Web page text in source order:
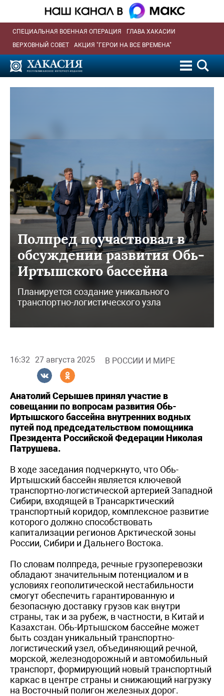
СПЕЦИАЛЬНАЯ ВОЕННАЯ ОПЕРАЦИЯ
ГЛАВА ХАКАСИИ
ВЕРХОВНЫЙ СОВЕТ
АКЦИЯ "ГЕРОИ НА ВСЕ ВРЕМЕНА"
Полпред поучаствовал в
обсуждении развития Обь-
Иртышского бассейна
Планируется создание уникального
транспортно-логистического узла
16:32 27 августа 2025 В РОССИИ И МИРЕ
Анатолий Серышев принял участие в
совещании по вопросам развития Обь-
Иртышского бассейна внутренних водных
путей под председательством помощника
Президента Российской Федерации Николая
Патрушева.
В ходе заседания подчеркнуто, что Обь-
Иртышский бассейн является ключевой
транспортно-логистической артерией Западной
Сибири, входящей в Трансарктический
транспортный коридор, комплексное развитие
которого должно способствовать
капитализации регионов Арктической зоны
России, Сибири и Дальнего Востока.
По словам полпреда, речные грузоперевозки
обладают значительным потенциалом и в
условиях геополитической нестабильности
смогут обеспечить гарантированную и
безопасную доставку грузов как внутри
страны, так и за рубеж, в частности, в Китай и
Казахстан. Обь-Иртышском бассейне может
быть создан уникальный транспортно-
логистический узел, объединяющий речной,
морской, железнодорожный и автомобильный
транспорт, формирующий новый транспортный
каркас в центре страны и снижающий нагрузку
на Восточный полигон железных дорог.